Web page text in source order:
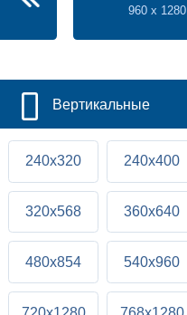
960 x 1280
Вертикальные
240x320 240x400
320x568 360x640
480x854 540x960